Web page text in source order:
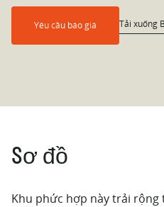
Yêu cầu báo giá Tải xuống
Sơ đồ
Khu phức hợp này trải